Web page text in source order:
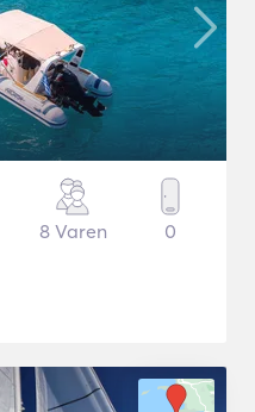
8 Varen 0